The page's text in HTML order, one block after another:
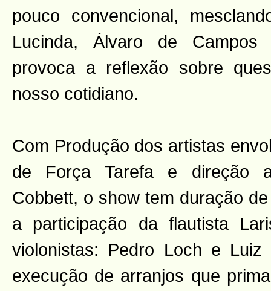
pouco convencional,
Lucinda, Álvaro de
provoca a reflexão sobre
nosso cotidiano.
Com Produção dos artistas
de Força Tarefa e direção
Cobbett, o show tem duração
a participação da flautista
violonistas: Pedro Loch e Luiz
execução de arranjos que